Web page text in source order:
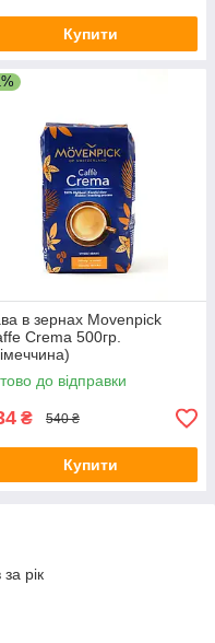
Купити
в зернах Movenpick
Crema 500гр.
до відправки
₴ 540 ₴
Купити
рік